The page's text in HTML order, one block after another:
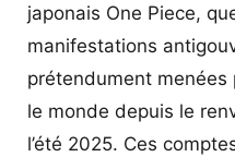
japonais One Piece,
manifestations
prétendument menées
le monde depuis le
l’été 2025. Ces